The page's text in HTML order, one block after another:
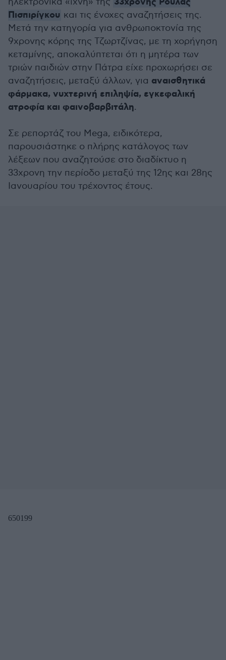
Πισπιρίγκου και τις ένοχες αναζητήσεις της.
Μετά την κατηγορία για ανθρωποκτονία της
9χρονης κόρης της Τζωρτζίνας, με τη χορήγηση
κεταμίνης, αποκαλύπτεται ότι η μητέρα των
τριών παιδιών στην Πάτρα είχε προχωρήσει σε
αναζητήσεις, μεταξύ άλλων, για αναισθητικά
φάρμακα, νυχτερινή επιληψία, εγκεφαλική
ατροφία και φαινοβαρβιτάλη.
Σε ρεπορτάζ του Mega, ειδικότερα,
παρουσιάστηκε ο πλήρης κατάλογος των
λέξεων που αναζητούσε στο διαδίκτυο η
33χρονη την περίοδο μεταξύ της 12ης και 28ης
Ιανουαρίου του τρέχοντος έτους.